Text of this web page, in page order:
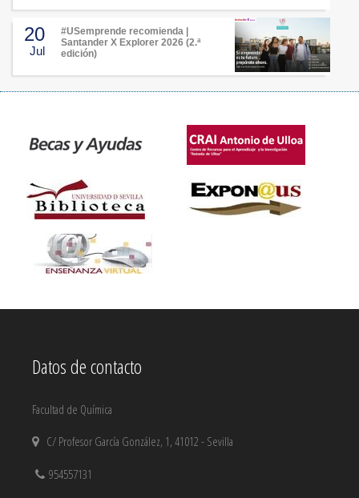
20
Jul
#USemprende recomienda |
Santander X Explorer 2026 (2.ª
edición)
Datos de contacto
Facultad de Química
C/ Profesor García González, 1, 41012 - Sevilla
954557131